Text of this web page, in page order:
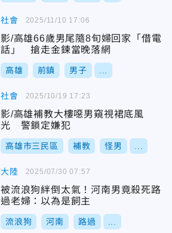
社會
影/高雄66歲男尾隨8旬婦回家「借電
話」 搶走金鍊當晚落網
高雄 前鎮 男子
2025/11/10 17:06
社會
影/高雄補教大樓噁男窺視裙底風
光 警鎖定嫌犯
高雄市三民區 補教 怪男
2025/10/19 17:23
大陸
被流浪狗絆倒太氣！河南男竟殺死路
過老婦：以為是飼主
流浪狗 河南 路過
2025/07/30 07:57